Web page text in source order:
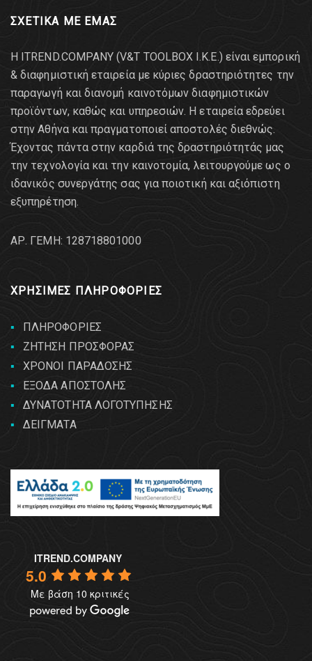
ΣΧΕΤΙΚΑ ΜΕ ΕΜΑΣ
Η ITREND.COMPANY (V&T TOOLBOX Ι.Κ.Ε.) είναι εμπορική
& διαφημιστική εταιρεία με κύριες δραστηριότητες την
παραγωγή και διανομή καινοτόμων διαφημιστικών
προϊόντων, καθώς και υπηρεσιών. Η εταιρεία εδρεύει
στην Αθήνα και πραγματοποιεί αποστολές διεθνώς.
Έχοντας πάντα στην καρδιά της δραστηριότητάς μας
την τεχνολογία και την καινοτομία, λειτουργούμε ως ο
ιδανικός συνεργάτης σας για ποιοτική και αξιόπιστη
εξυπηρέτηση.
AΡ. ΓΕΜΗ: 128718801000
ΧΡΗΣΙΜΕΣ ΠΛΗΡΟΦΟΡΙΕΣ
ΠΛΗΡΟΦΟΡΙΕΣ
ΖΗΤΗΣΗ ΠΡΟΣΦΟΡΑΣ
ΧΡΟΝΟΙ ΠΑΡΑΔΟΣΗΣ
ΕΞΟΔΑ ΑΠΟΣΤΟΛΗΣ
ΔΥΝΑΤΟΤΗΤΑ ΛΟΓΟΤΥΠΗΣΗΣ
ΔΕΙΓΜΑΤΑ
ITREND.COMPANY
5.0
Με βάση 10 κριτικές